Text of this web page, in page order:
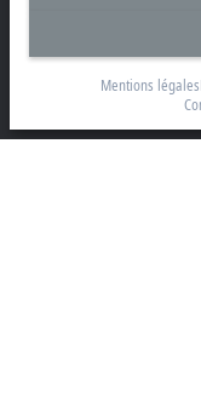
Siège social France
2 rue d’Arsonval
Mentions légales